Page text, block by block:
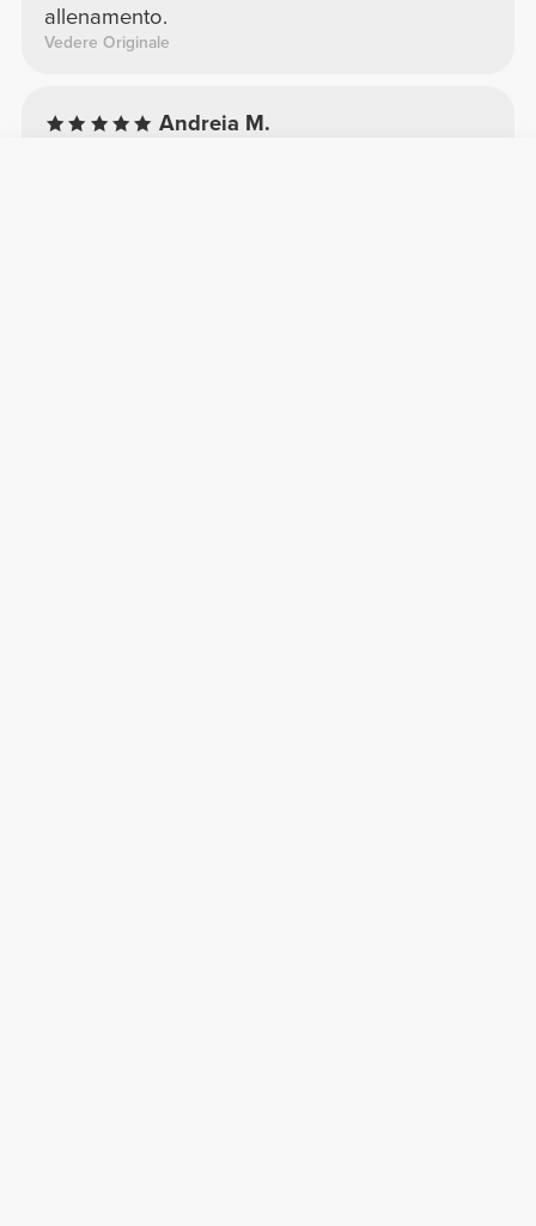
allenamento.
Vedere Originale
Andreia M.